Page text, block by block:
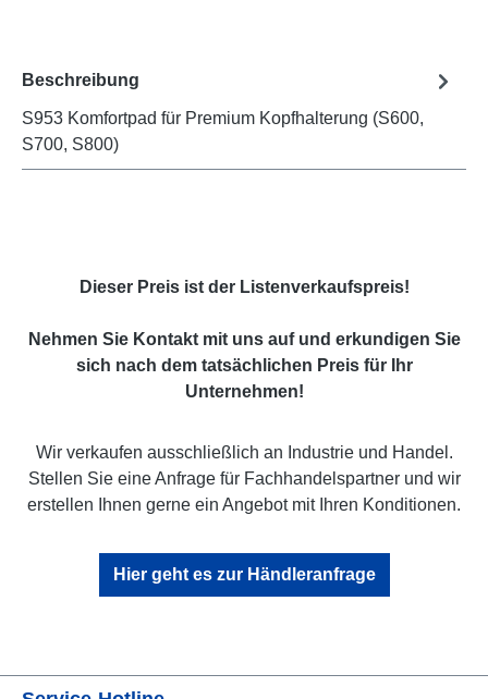
Beschreibung
S953 Komfortpad für Premium Kopfhalterung (S600,
S700, S800)
Dieser Preis ist der Listenverkaufspreis!
Nehmen Sie Kontakt mit uns auf und erkundigen Sie
sich nach dem tatsächlichen Preis für Ihr
Unternehmen!
Wir verkaufen ausschließlich an Industrie und Handel.
Stellen Sie eine Anfrage für Fachhandelspartner und wir
erstellen Ihnen gerne ein Angebot mit Ihren Konditionen.
Hier geht es zur Händleranfrage